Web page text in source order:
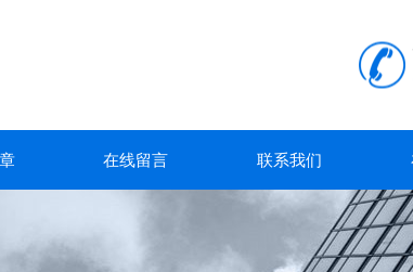
在线留言 联系我们